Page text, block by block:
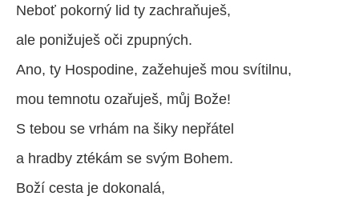
Neboť pokorný lid ty zachraňuješ,
ale ponižuješ oči zpupných.
Ano, ty Hospodine, zažehuješ mou svítilnu,
mou temnotu ozařuješ, můj Bože!
S tebou se vrhám na šiky nepřátel
a hradby ztékám se svým Bohem.
Boží cesta je dokonalá,